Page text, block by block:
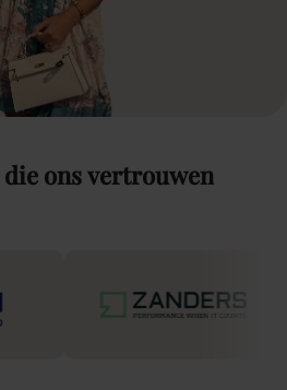
die onsvertrouwen